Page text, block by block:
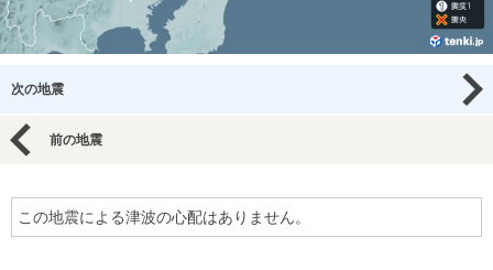
次の地震
前の地震
この地震による津波の心配はありません。